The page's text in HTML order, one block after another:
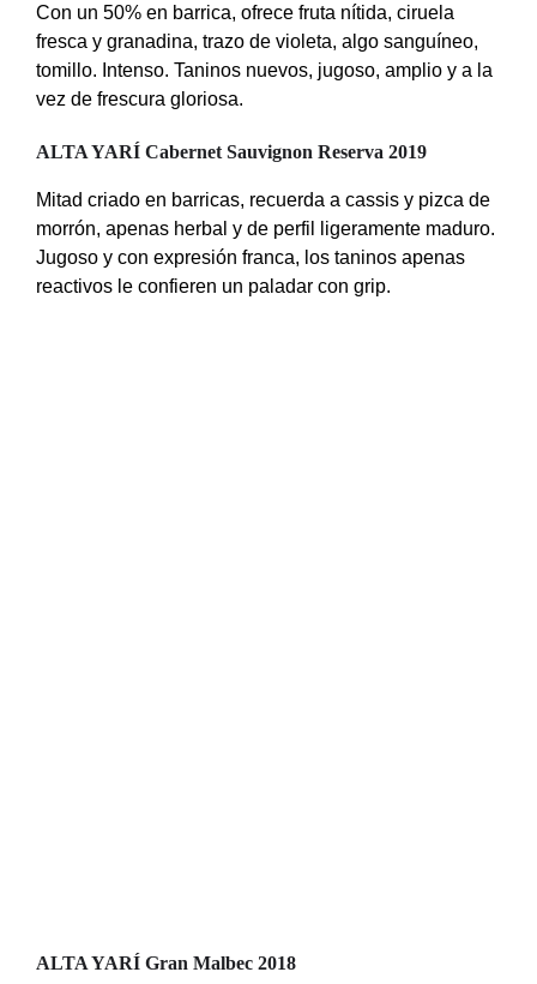
Con un 50% en barrica, ofrece fruta nítida, ciruela
fresca y granadina, trazo de violeta, algo sanguíneo,
tomillo. Intenso. Taninos nuevos, jugoso, amplio y a la
vez de frescura gloriosa.
ALTA YARÍ Cabernet Sauvignon Reserva 2019
Mitad criado en barricas, recuerda a cassis y pizca de
morrón, apenas herbal y de perfil ligeramente maduro.
Jugoso y con expresión franca, los taninos apenas
reactivos le confieren un paladar con grip.
ALTA YARÍ Gran Malbec 2018